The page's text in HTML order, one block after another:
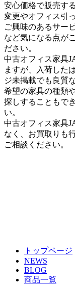
安心価格で販売す
変更やオフィス引
ご興味のあるサー
など気になる点が
ださい。
中古オフィス家具
ますが、入荷した
ジ未掲載でも良質
希望の家具の種類
探しすることもで
い。
中古オフィス家具
なく、お買取りも
ご相談ください。
トップページ
NEWS
BLOG
商品一覧